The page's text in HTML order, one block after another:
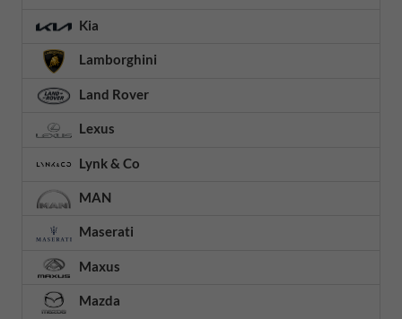
Kia
Lamborghini
Land Rover
Lexus
Lynk & Co
MAN
Maserati
Maxus
Mazda